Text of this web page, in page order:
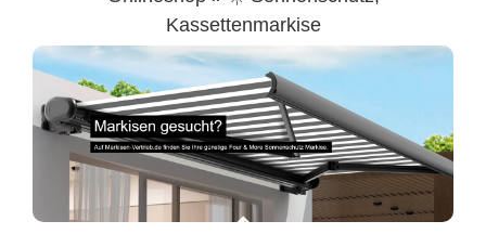
Kassettenmarkise